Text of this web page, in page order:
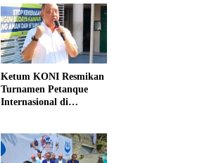
Ketum KONI Resmikan
Turnamen Petanque
Internasional di